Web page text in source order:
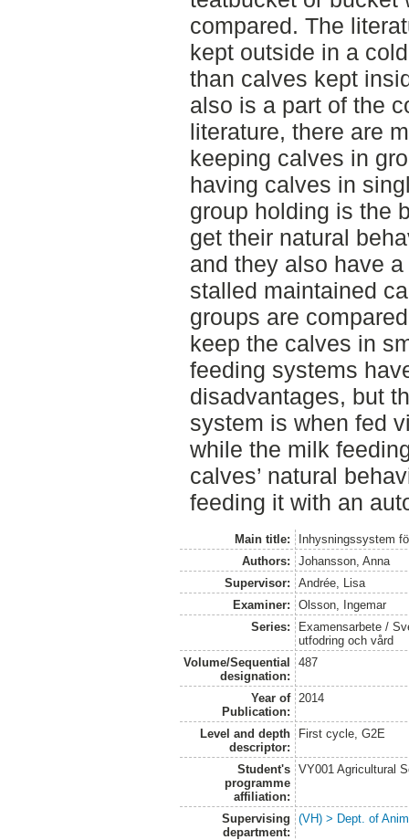
compared. The
kept outside in a
than calves kept
also is a part of the
literature, there are
keeping calves in
having calves in
group holding is the
get their natural
and they also have
stalled maintained
groups are
keep the calves in
feeding systems
disadvantages, but
system is when fed
while the milk
calves’ natural
feeding it with an
Main title:
Inhysningssystem
Authors:
Johansson, Anna
Supervisor:
Andrée, Lisa
Examiner:
Olsson, Ingemar
Series:
Examensarbete /
utfodring och vård
Volume/Sequential
designation:
487
Year of
Publication:
2014
Level and depth
descriptor:
First cycle, G2E
Student's
programme
affiliation:
VY001 Agricultural
Supervising
department:
(VH) > Dept. of